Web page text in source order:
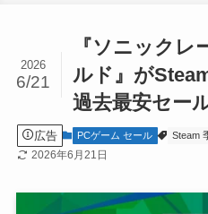
『ソニック
ルド』が
過去最安セー
2026
6/21
広告 PCゲーム セール Steam
2026年6月21日